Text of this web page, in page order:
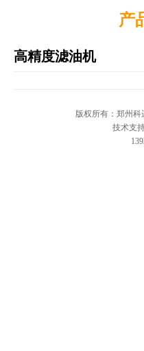
产
高精度滤油机
版权所有：郑州
技术支